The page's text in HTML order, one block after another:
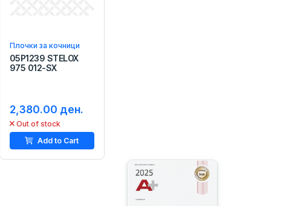
Плочки за кочници
05P1239 STELOX
975 012-SX
2,380.00 ден.
Out of stock
Add to Cart